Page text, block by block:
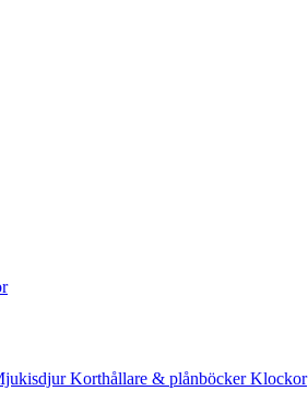
Korthållare & plånböckerKlockor